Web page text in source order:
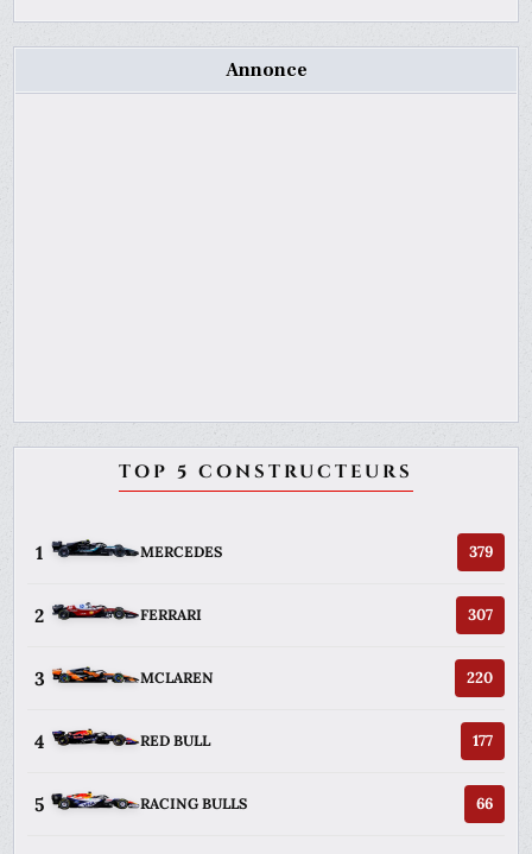
Annonce
TOP 5 CONSTRUCTEURS
1 MERCEDES 379
2 FERRARI 307
3 MCLAREN 220
4 RED BULL 177
5 RACING BULLS 66